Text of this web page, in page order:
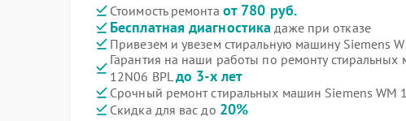
Стоимость ремонта от 780 руб.
Бесплатная диагностика даже при отказе
Привезем и увезем стиральную машину Siemens
Гарантия на наши работы по ремонту стиральных
12N06 BPLдо 3-х лет
Срочный ремонт стиральных машин Siemens WM
Скидка для вас до 20%